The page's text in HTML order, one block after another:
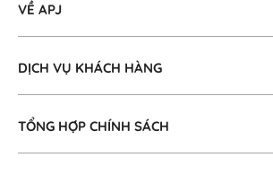
VỀ APJ
DỊCH VỤ KHÁCH HÀNG
TỔNG HỢP CHÍNH SÁCH